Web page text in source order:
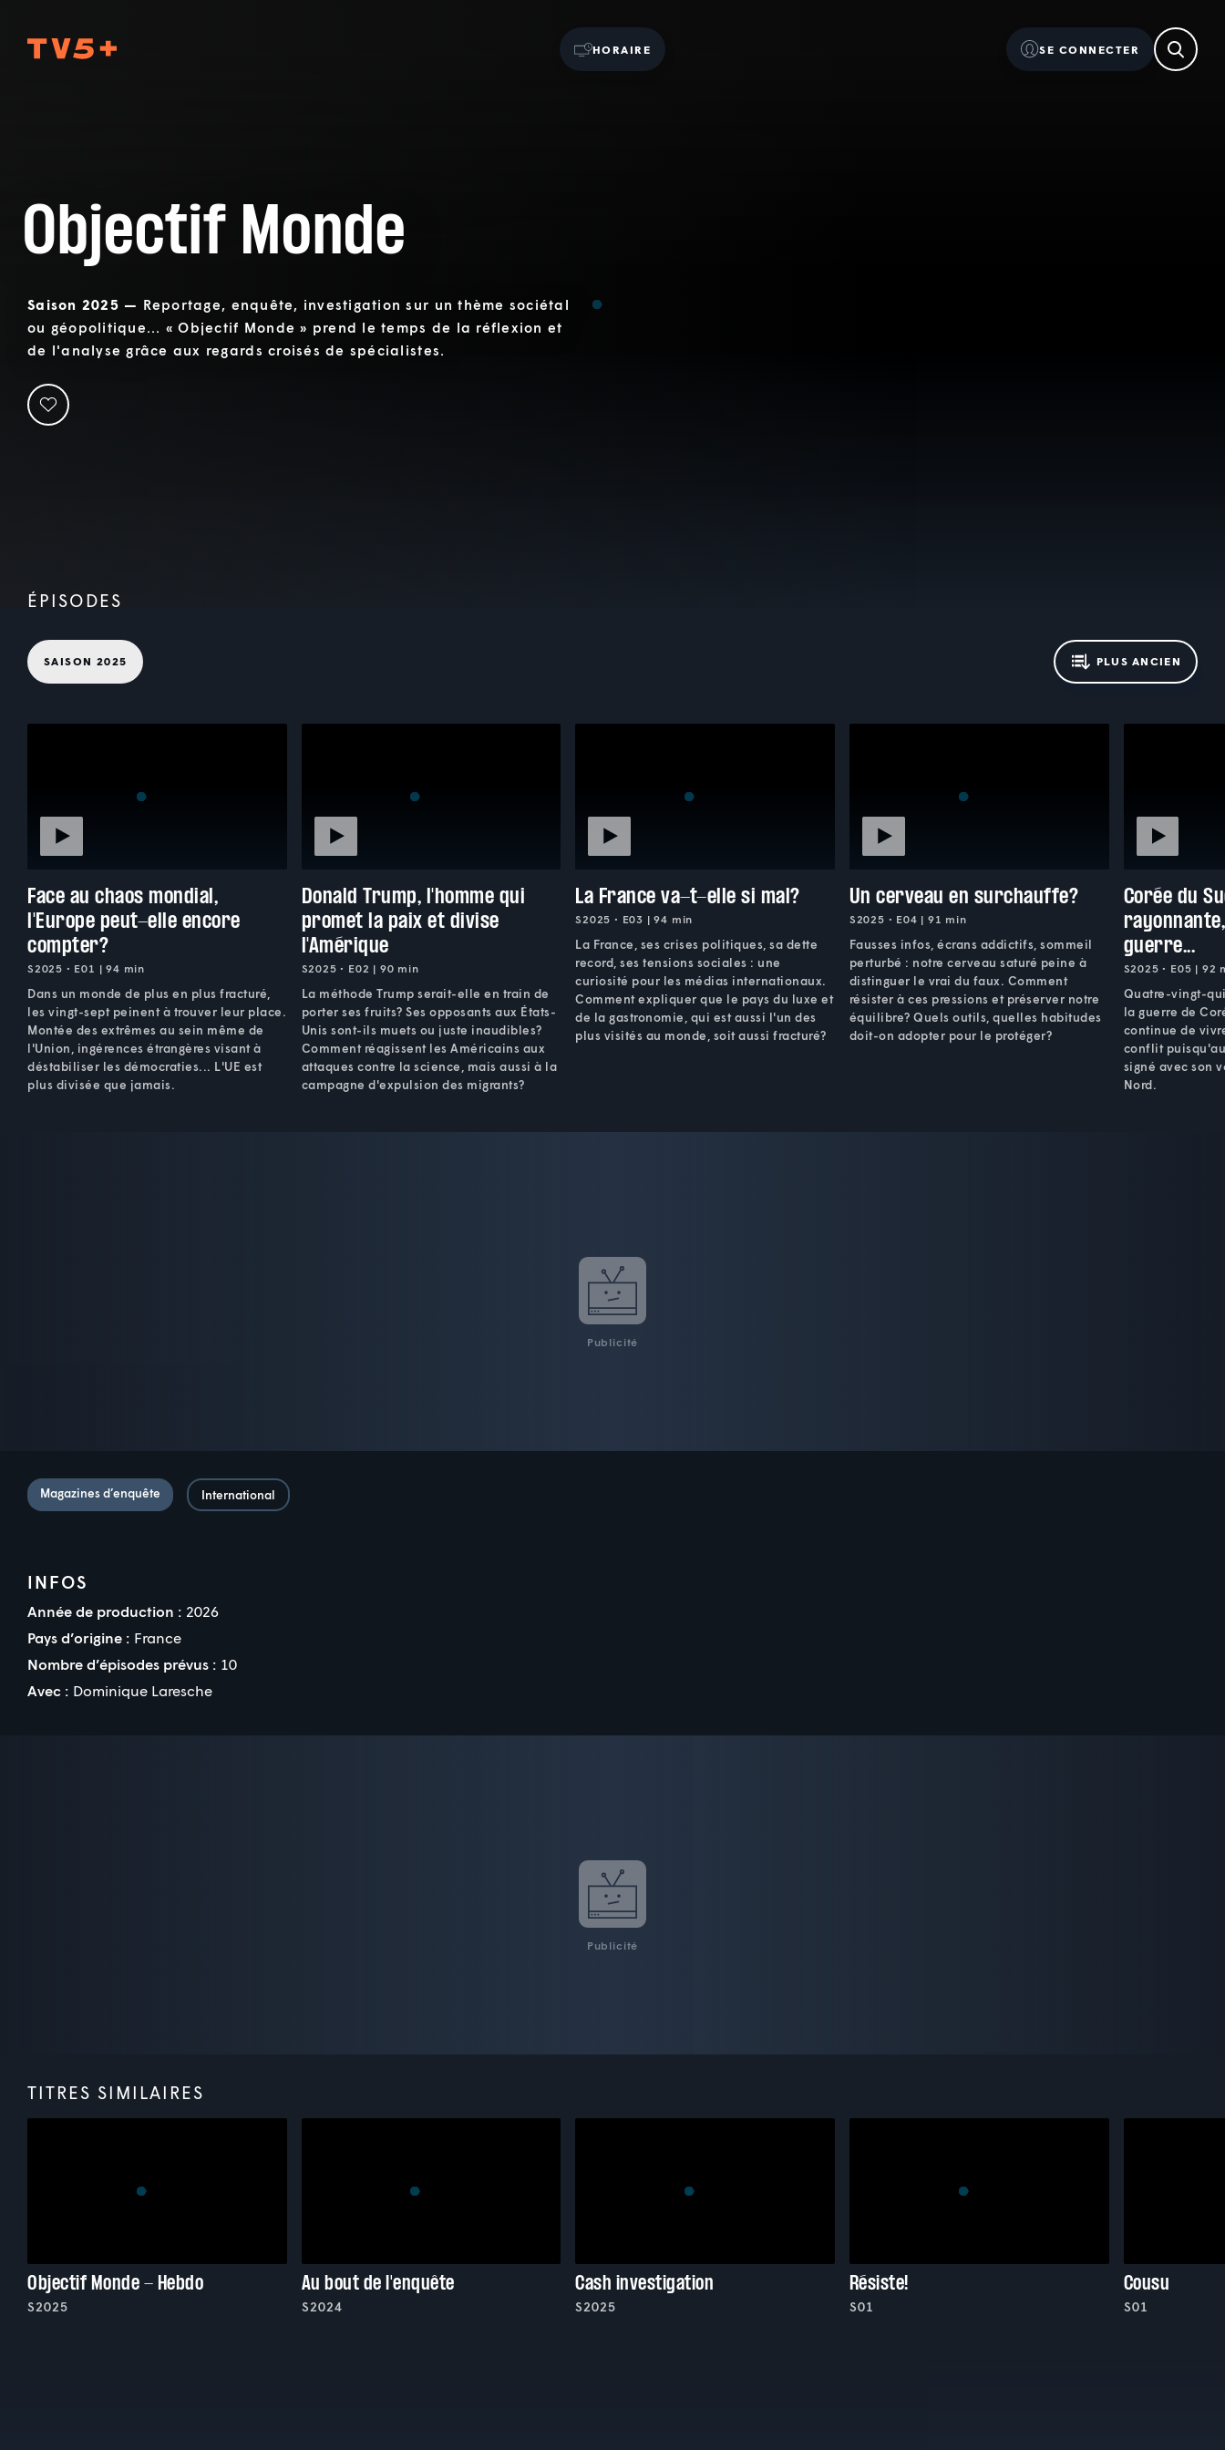
HORAIRE SE CONNECTER
Objectif Monde
Saison 2025 — Reportage, enquête, investigation sur un thème sociétal
ou géopolitique... « Objectif Monde » prend le temps de la réflexion et
de l'analyse grâce aux regards croisés de spécialistes.
ÉPISODES
SAISON 2025 PLUS ANCIEN
Face au chaos mondial,
l'Europe peut-elle encore
compter?
S2025 • E01 | 94 min
Dans un monde de plus en plus fracturé,
les vingt-sept peinent à trouver leur place.
Montée des extrêmes au sein même de
l'Union, ingérences étrangères visant à
déstabiliser les démocraties... L'UE est
plus divisée que jamais.
Donald Trump, l'homme qui
promet la paix et divise
l'Amérique
S2025 • E02 | 90 min
La méthode Trump serait-elle en train de
porter ses fruits? Ses opposants aux États-
Unis sont-ils muets ou juste inaudibles?
Comment réagissent les Américains aux
attaques contre la science, mais aussi à la
campagne d'expulsion des migrants?
La France va-t-elle si mal?
S2025 • E03 | 94 min
La France, ses crises politiques, sa dette
record, ses tensions sociales : une
curiosité pour les médias internationaux.
Comment expliquer que le pays du luxe et
de la gastronomie, qui est aussi l'un des
plus visités au monde, soit aussi fracturé?
Un cerveau en surchauffe?
S2025 • E04 | 91 min
Fausses infos, écrans addictifs, sommeil
perturbé : notre cerveau saturé peine à
distinguer le vrai du faux. Comment
résister à ces pressions et préserver notre
équilibre? Quels outils, quelles habitudes
doit-on adopter pour le protéger?
Corée du
guerre...
S2025 • E05 | 92
Quatre-vingt-
la guerre de
continue de
conflit
signé avec son
Nord.
Publicité
Magazines d’enquête International
INFOS
Année de production : 2026
Pays d’origine : France
Nombre d’épisodes prévus : 10
Avec : Dominique Laresche
Publicité
TITRES SIMILAIRES
Objectif Monde - Hebdo
S2025
Au bout de l'enquête
S2024
Cash investigation
S2025
Résiste!
S01
Cousu
S01